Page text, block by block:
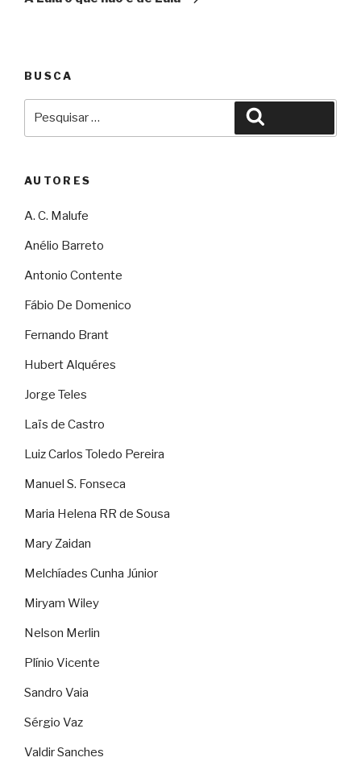
BUSCA
AUTORES
A. C. Malufe
Anélio Barreto
Antonio Contente
Fábio De Domenico
Fernando Brant
Hubert Alquéres
Jorge Teles
Laïs de Castro
Luiz Carlos Toledo Pereira
Manuel S. Fonseca
Maria Helena RR de Sousa
Mary Zaidan
Melchíades Cunha Júnior
Miryam Wiley
Nelson Merlin
Plínio Vicente
Sandro Vaia
Sérgio Vaz
Valdir Sanches